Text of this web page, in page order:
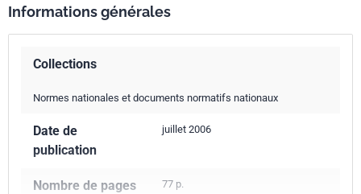
Informations générales
Collections
Normes nationales et documents normatifs nationaux
Date de
publication
juillet 2006
Nombre de pages 77 p.